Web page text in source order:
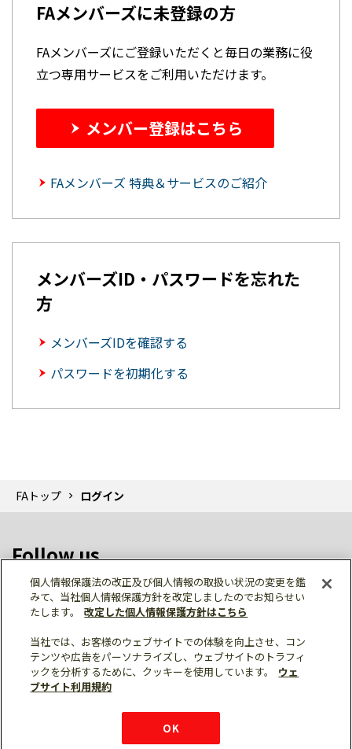
FAメンバーズに未登録の方
FAメンバーズにご登録いただくと毎日の業務に役
立つ専用サービスをご利用いただけます。
メンバー登録はこちら
FAメンバーズ 特典＆サービスのご紹介
メンバーズID・パスワードを忘れた
方
メンバーズIDを確認する
パスワードを初期化する
FAトップ ログイン
Follow us
個人情報保護 利用規約
ご利用にあたって
サイトマップ
三菱電機トップ
個人情報保護法の改正及び個人情報の取扱い状況の変更を鑑
みて、当社個人情報保護方針を改定しましたのでお知らせい
たします。
改定した個人情報保護方針はこちら
当社では、お客様のウェブサイトでの体験を向上させ、コン
テンツや広告をパーソナライズし、ウェブサイトのトラフィ
ックを分析するために、クッキーを使用しています。
ウェ
ブサイト利用規約
OK
チャットサービス